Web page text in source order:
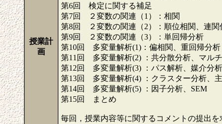
授業計
画
第6回 検定に関する補足
第7回 ２変数の関連（1）：相関
第8回 ２変数の関連（2）：順位相関、連関
第9回 ２変数の関連（3）：単回帰分析
第10回 多変量解析(1)：偏相関、重回帰分析
第11回 多変量解析(2) ：共分散分析、マル
第12回 多変量解析(3) ：パス解析、媒介分析
第13回 多変量解析(4) ：クラスター分析、
第14回 多変量解析(5) ：因子分析、SEM
第15回 まとめ
毎回，授業内容等に関するコメントの提出を